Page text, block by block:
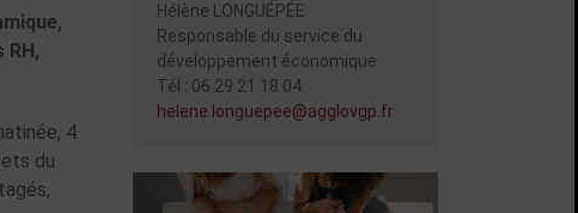
4
du
Hélène LONGUÉPÉE
Responsable du service du
développement économique
Tél : 06 29 21 18 04
helene.longuepee@agglovgp.fr
Group of women working together in coffee shop